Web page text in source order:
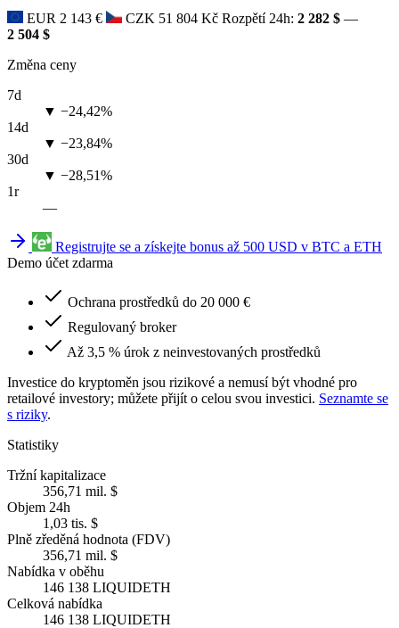
EUR 2 143 € CZK 51 804 Kč Rozpětí 24h: 2 282 $ —
2 504 $
Změna ceny
7d
▼ −24,42%
14d
▼ −23,84%
30d
▼ −28,51%
1r
—
Registrujte se a získejte bonus až 500 USD v BTC a ETH
Demo účet zdarma
Ochrana prostředků do 20 000 €
Regulovaný broker
Až 3,5 % úrok z neinvestovaných prostředků
Investice do kryptoměn jsou rizikové a nemusí být vhodné pro
retailové investory; můžete přijít o celou svou investici. Seznamte se
s riziky.
Statistiky
Tržní kapitalizace
356,71 mil. $
Objem 24h
1,03 tis. $
Plně zředěná hodnota (FDV)
356,71 mil. $
Nabídka v oběhu
146 138 LIQUIDETH
Celková nabídka
146 138 LIQUIDETH